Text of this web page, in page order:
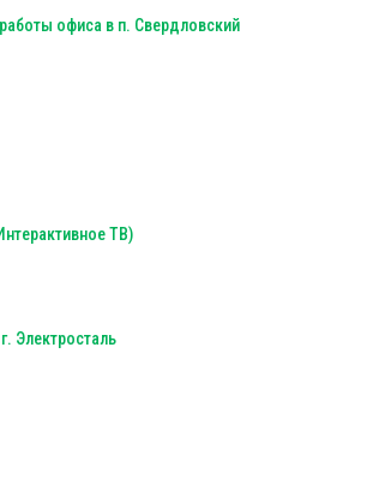
офиса в п. Свердловский
ТВ)
Электросталь